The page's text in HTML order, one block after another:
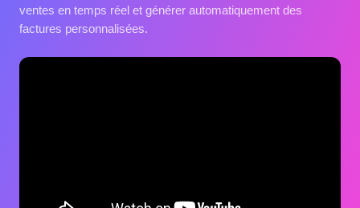
ventes en temps réel et générer automatiquement des
factures personnalisées.